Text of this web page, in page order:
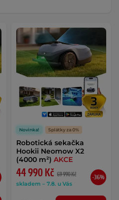
Novinka! Splátky za 0%
Robotická sekačka
Hookii Neomow X2
(4000 m²) AKCE
44 990 Kč 69 990 Kč
skladem – 7.8. u Vás
-36%